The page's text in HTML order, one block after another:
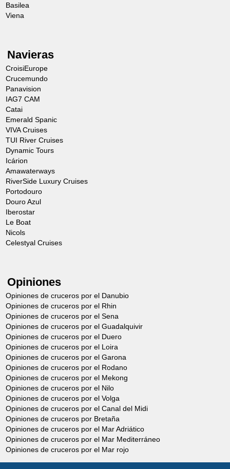
Visita guiada de Padua
Desde 68,00€
Padua, probablemente más conocida
como la ciudad de San Antonio, es una de
Italia. Giotto (1267-1337, pintor, escultor y
algunas de sus obras maestras más
importantes que enriquecen el panorama
artístico de la ciudad. Se comenzará con
una visita de la ciudad en autocar,
después se visitará la basílica de San
Antonio de Padua, inmensa iglesia con
elementos bizantinos y torres de
minaretes. Alberga la tumba de San
Antonio, lugar de peregrinaje a nivel
mundial. Frente a la iglesia se podrá
admirar la estatua de bronce del siglo XV
de Donatello, una obra de arte que
influenció enormemente las esculturas del
Basilea
Viena
Navieras
CroisiEurope
Crucemundo
Panavision
IAG7 CAM
Catai
Emerald Spanic
VIVA Cruises
TUI River Cruises
Dynamic Tours
Icárion
Amawaterways
RiverSide Luxury Cruises
Portodouro
Douro Azul
Iberostar
Le Boat
Nicols
Celestyal Cruises
Opiniones
Opiniones de cruceros por el Danubio
Opiniones de cruceros por el Rhin
Opiniones de cruceros por el Sena
Opiniones de cruceros por el Guadalquivir
Opiniones de cruceros por el Duero
Opiniones de cruceros por el Loira
Opiniones de cruceros por el Garona
Opiniones de cruceros por el Rodano
Opiniones de cruceros por el Mekong
Opiniones de cruceros por el Nilo
Opiniones de cruceros por el Volga
Opiniones de cruceros por el Canal del Midi
Opiniones de cruceros por Bretaña
Opiniones de cruceros por el Mar Adriático
Opiniones de cruceros por el Mar Mediterráneo
Opiniones de cruceros por el Mar rojo